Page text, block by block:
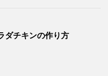
ダチキンの作り方